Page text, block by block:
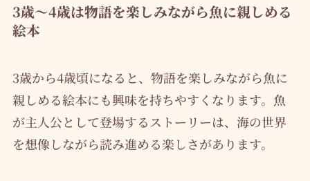
3歳〜4歳は物語を楽しみながら魚に親しめる
絵本
3歳から4歳頃になると、物語を楽しみながら魚に
親しめる絵本にも興味を持ちやすくなります。魚
が主人公として登場するストーリーは、海の世界
を想像しながら読み進める楽しさがあります。